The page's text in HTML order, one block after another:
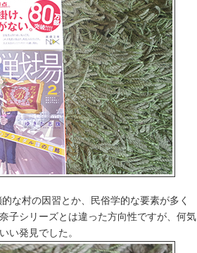
な村の因習とか、民俗学的な要素が多く
子シリーズとは違った方向性ですが、何気
い発見でした。